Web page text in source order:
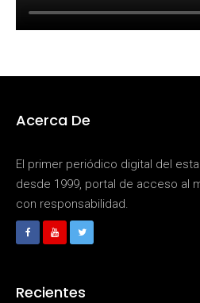
Acerca De
El primer periódico digital del
desde 1999, portal de acceso al
con responsabilidad.
Recientes